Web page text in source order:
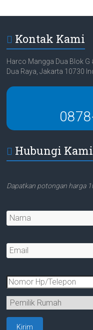
Kontak Kami
Harco Mangga Dua Blok G
Dua Raya, Jakarta 10730
Hubungi Kami
Dapatkan potongan harga